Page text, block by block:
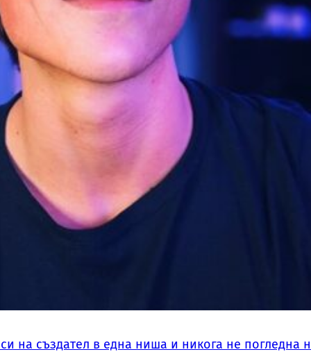
на създател в една ниша и никога не погледна